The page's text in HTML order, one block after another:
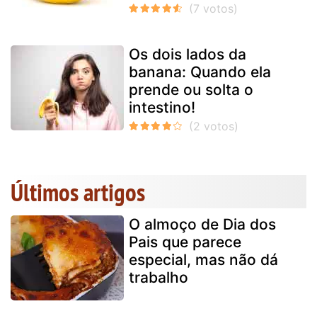
Os dois lados da
banana: Quando ela
prende ou solta o
intestino!
Últimos artigos
O almoço de Dia dos
Pais que parece
especial, mas não dá
trabalho